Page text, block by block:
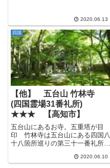
像があります。 テレビや観光雑
誌などでも高知県を表すシーンと
してよく取り上げられる砂浜と...
2020.06.13
四国
【他】 五台山 竹林寺
(四国霊場31番礼所)
★★★ 【高知市】
五台山にあるお寺。五重塔が目
印 竹林寺は五台山にある四国八
十八箇所巡りの第三十一番礼所
塔が特徴的なお寺です。 五台山
2020.06.10